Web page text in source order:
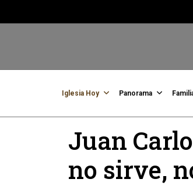
Iglesia Hoy Panorama
Juan
no sirve,